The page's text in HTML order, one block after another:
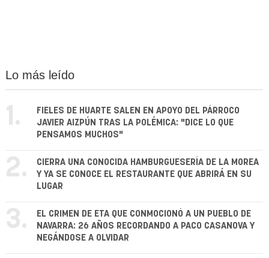
Lo más leído
1.
FIELES DE HUARTE SALEN EN APOYO DEL PÁRROCO
JAVIER AIZPÚN TRAS LA POLÉMICA: "DICE LO QUE
PENSAMOS MUCHOS"
2.
CIERRA UNA CONOCIDA HAMBURGUESERÍA DE LA MOREA
Y YA SE CONOCE EL RESTAURANTE QUE ABRIRÁ EN SU
LUGAR
3.
EL CRIMEN DE ETA QUE CONMOCIONÓ A UN PUEBLO DE
NAVARRA: 26 AÑOS RECORDANDO A PACO CASANOVA Y
NEGÁNDOSE A OLVIDAR